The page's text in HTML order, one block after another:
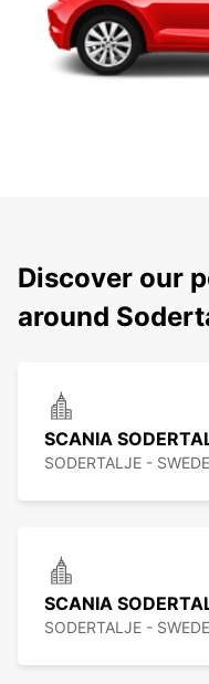
Discover our
around
SCANIA
SODERTALJE -
SCANIA
SODERTALJE -